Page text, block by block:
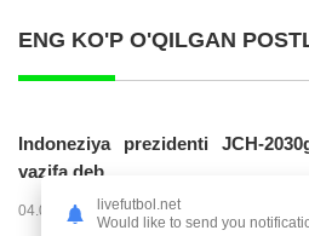
ENG KO'P O'QILGAN
Indoneziya prezidenti JCH-
vazifa deb...
04.08.2026 02:11 14301
livefutbol.net
Would like to send you